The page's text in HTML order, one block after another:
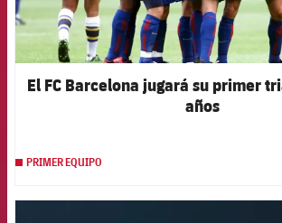
El FC Barcelona jugará su primer
años
PRIMER EQUIPO